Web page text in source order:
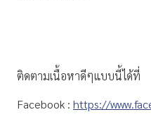
ติดตามเนื้อหาดีๆแบบนี้ได้ที่
Facebook : https://